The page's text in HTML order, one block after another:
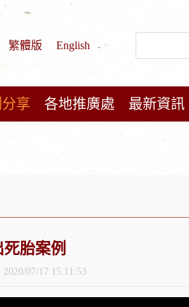
繁體版 English
享 各地推廣處 最新資訊
胎案例
07/17 15:11:53